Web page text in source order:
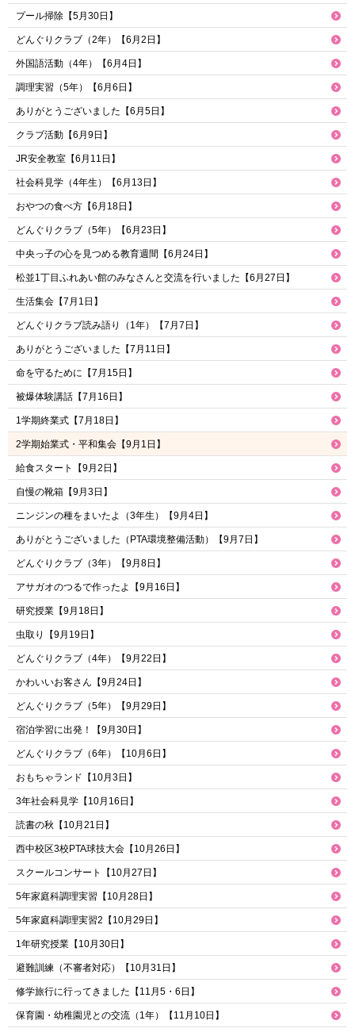
プール掃除【5月30日】
どんぐりクラブ（2年）【6月2日】
外国語活動（4年）【6月4日】
調理実習（5年）【6月6日】
ありがとうございました【6月5日】
クラブ活動【6月9日】
JR安全教室【6月11日】
社会科見学（4年生）【6月13日】
おやつの食べ方【6月18日】
どんぐりクラブ（5年）【6月23日】
中央っ子の心を見つめる教育週間【6月24日】
松並1丁目ふれあい館のみなさんと交流を行いました【6月27日】
生活集会【7月1日】
どんぐりクラブ読み語り（1年）【7月7日】
ありがとうございました【7月11日】
命を守るために【7月15日】
被爆体験講話【7月16日】
1学期終業式【7月18日】
2学期始業式・平和集会【9月1日】
給食スタート【9月2日】
自慢の靴箱【9月3日】
ニンジンの種をまいたよ（3年生）【9月4日】
ありがとうございました（PTA環境整備活動）【9月7日】
どんぐりクラブ（3年）【9月8日】
アサガオのつるで作ったよ【9月16日】
研究授業【9月18日】
虫取り【9月19日】
どんぐりクラブ（4年）【9月22日】
かわいいお客さん【9月24日】
どんぐりクラブ（5年）【9月29日】
宿泊学習に出発！【9月30日】
どんぐりクラブ（6年）【10月6日】
おもちゃランド【10月3日】
3年社会科見学【10月16日】
読書の秋【10月21日】
西中校区3校PTA球技大会【10月26日】
スクールコンサート【10月27日】
5年家庭科調理実習【10月28日】
5年家庭科調理実習2【10月29日】
1年研究授業【10月30日】
避難訓練（不審者対応）【10月31日】
修学旅行に行ってきました【11月5・6日】
保育園・幼稚園児との交流（1年）【11月10日】